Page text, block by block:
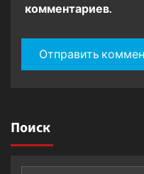
комментариев.
Поиск